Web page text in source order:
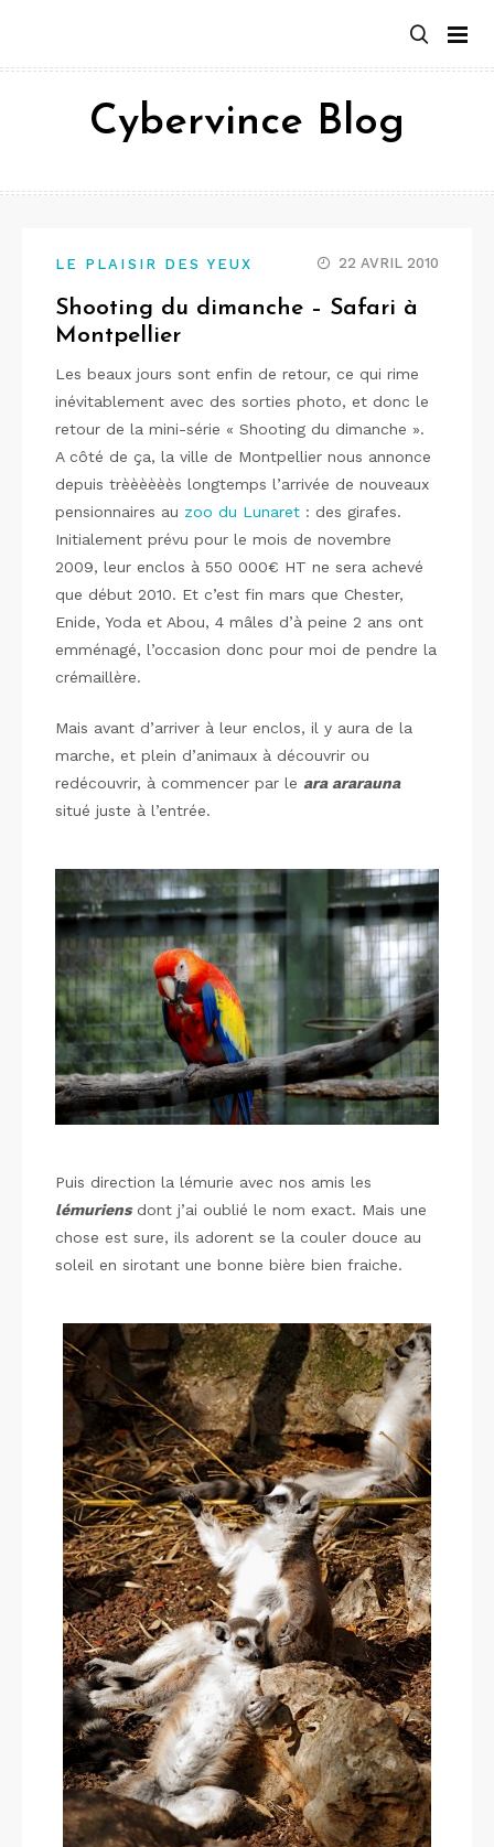
contenu
Cybervince Blog
LE PLAISIR DES YEUX 22 AVRIL 2010
Shooting du dimanche – Safari à
Montpellier
Les beaux jours sont enfin de retour, ce qui rime
inévitablement avec des sorties photo, et donc le
retour de la mini-série « Shooting du dimanche ».
A côté de ça, la ville de Montpellier nous annonce
depuis trèèèèèès longtemps l’arrivée de nouveaux
pensionnaires au zoo du Lunaret : des girafes.
Initialement prévu pour le mois de novembre
2009, leur enclos à 550 000€ HT ne sera achevé
que début 2010. Et c’est fin mars que Chester,
Enide, Yoda et Abou, 4 mâles d’à peine 2 ans ont
emménagé, l’occasion donc pour moi de pendre la
crémaillère.
Mais avant d’arriver à leur enclos, il y aura de la
marche, et plein d’animaux à découvrir ou
redécouvrir, à commencer par le ara ararauna
situé juste à l’entrée.
Puis direction la lémurie avec nos amis les
lémuriensdont j’ai oublié le nom exact. Mais une
chose est sure, ils adorent se la couler douce au
soleil en sirotant une bonne bière bien fraiche.